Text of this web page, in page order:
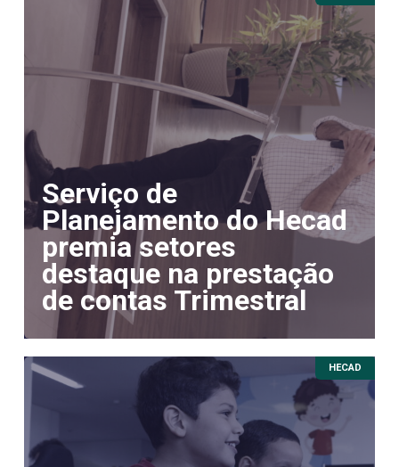
Serviço de
Planejamento do Hecad
premia setores
destaque na prestação
de contas Trimestral
HECAD